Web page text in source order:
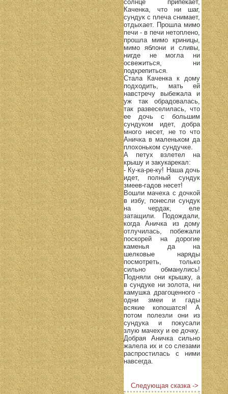
солнце припекает,
Каченка, что ни шаг,
сундук с плеча снимает,
отдыхает. Прошла мимо
печи - в печи нетоплено,
прошла мимо криницы,
мимо яблони и сливы,
нигде не могла ни
освежиться, ни
подкрепиться.
Стала Каченка к дому
подходить, мать ей
навстречу выбежала и
уж так обрадовалась,
так развеселилась, что
ее дочь с большим
сундуком идет, добра
много несет, не то что
Аничка в маленьком да
плохоньком сундучке.
А петух взлетел на
крышу и закукарекал:
- Ку-ка-ре-ку! Наша дочь
идет, полный сундук
змеев-гадов несет!
Вошли мачеха с дочкой
в избу, понесли сундук
на чердак, еле
затащили. Подождали,
когда Аничка из дому
отлучилась, побежали
поскорей на дорогие
каменья да на
шелковые наряды
посмотреть, только
сильно обманулись!
Подняли они крышку, а
в сундуке ни золота, ни
камушка драгоценного -
одни змеи и гады
всякие копошатся! А
потом полезли они из
сундука и покусали
злую мачеху и ее дочку.
Добрая Аничка сильно
жалела их и со слезами
распростилась с ними
навсегда.
Следующая сказка ->